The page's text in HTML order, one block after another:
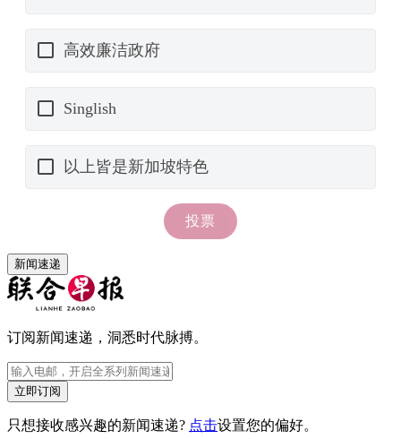
新闻速递
订阅新闻速递，洞悉时代脉搏。
立即订阅
只想接收感兴趣的新闻速递? 点击设置您的偏好。